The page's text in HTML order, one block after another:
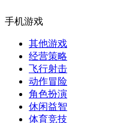
手机游戏
其他游戏
经营策略
飞行射击
动作冒险
角色扮演
休闲益智
体育竞技